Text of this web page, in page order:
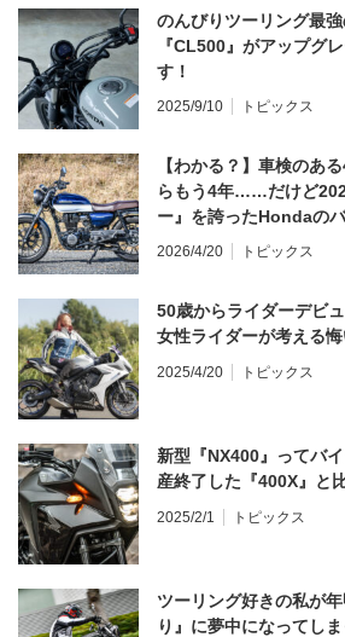
のんびりツーリング最
『CL500』がアップグ
す！
2025/9/10 トピックス
【わかる？】車検のあ
らもう4年……だけど
ー』を誇ったHondaの
う？
2026/4/20 トピックス
50歳からライダーデビ
女性ライダーが考える
2025/4/20 トピックス
新型『NX400』ってバ
産終了した『400X』と
2025/2/1 トピックス
ツーリング好きの私が
り』に夢中になってし